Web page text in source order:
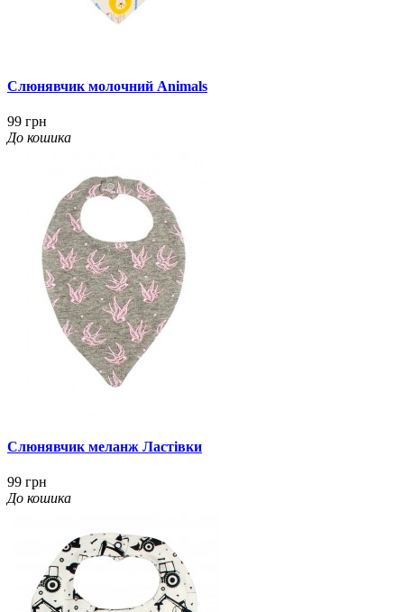
Слюнявчик молочний Animals
99 грн
До кошика
Слюнявчик меланж Ластівки
99 грн
До кошика